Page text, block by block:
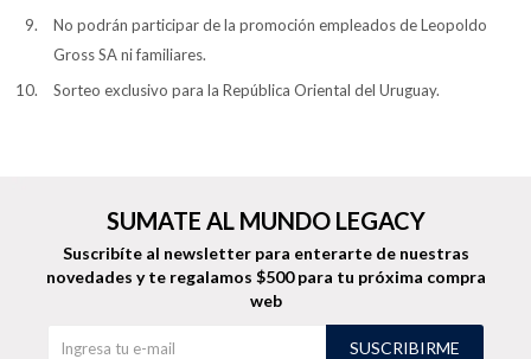
No podrán participar de la promoción empleados de Leopoldo
Gross SA ni familiares.
Sorteo exclusivo para la República Oriental del Uruguay.
SUMATE AL MUNDO LEGACY
Suscribíte al newsletter para enterarte de nuestras
novedades y te regalamos $500 para tu próxima compra
web
SUSCRIBIRME
Canguros Jeans
Sacos